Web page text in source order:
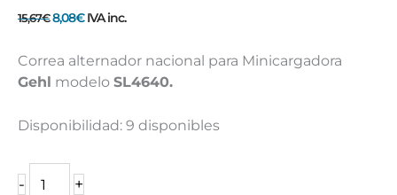
15,67€ era:
8,08€es:
IVA inc.
Correa alternador nacional para Minicargadora
Gehl modelo SL4640.
Disponibilidad: 9 disponibles
-
SL4640
+